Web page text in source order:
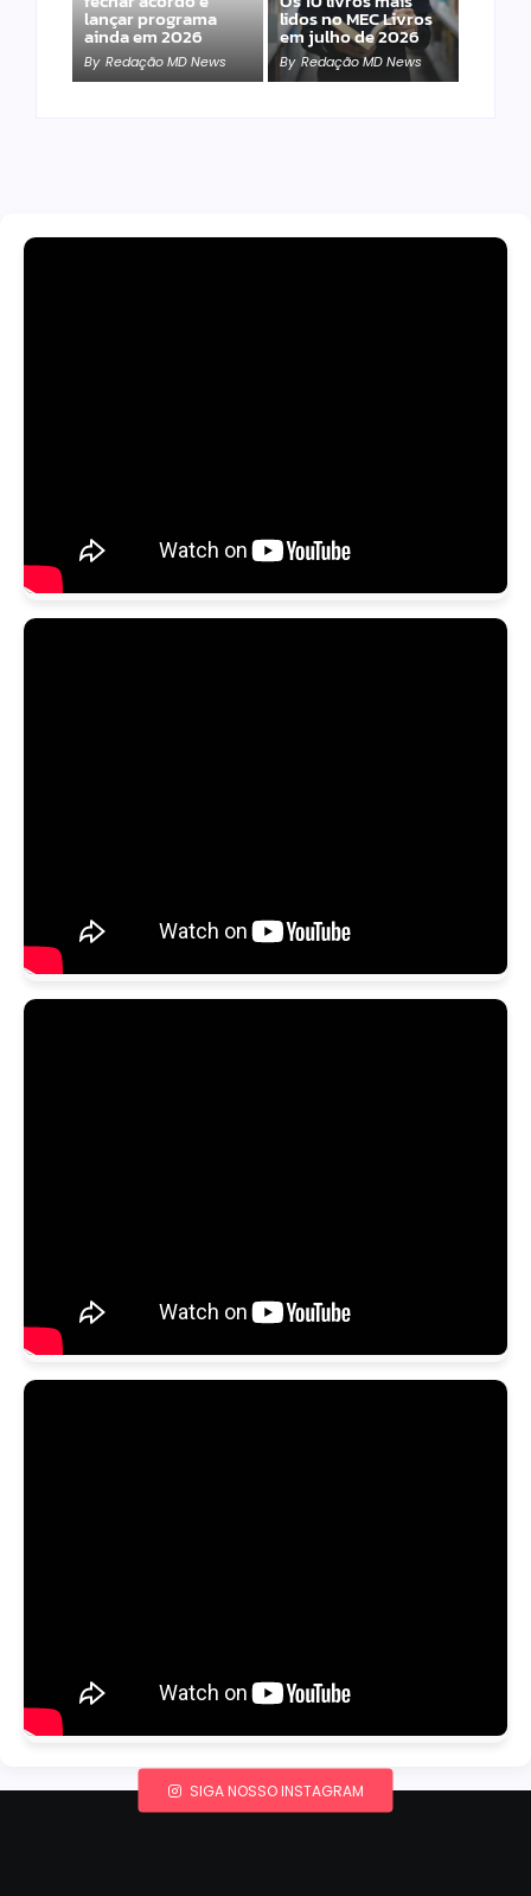
lançar programa
ainda em 2026
By Redação MD News
lidos no MEC Livros
em julho de 2026
By Redação MD News
SIGA NOSSO INSTAGRAM